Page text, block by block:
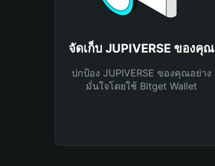
จัดเก็บ JUPIVERSE ของคุณ
ปกป้อง JUPIVERSE ของคุณอย่าง
มั่นใจโดยใช้ Bitget Wallet